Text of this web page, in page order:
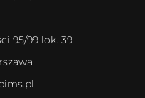
95/99 lok. 39